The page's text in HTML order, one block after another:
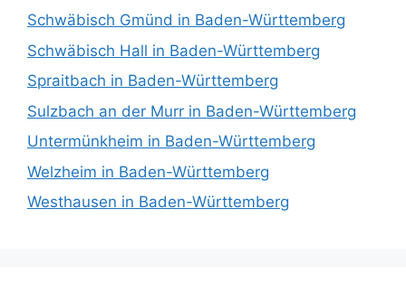
Schwäbisch Gmünd in Baden-Württemberg
Schwäbisch Hall in Baden-Württemberg
Spraitbach in Baden-Württemberg
Sulzbach an der Murr in Baden-Württemberg
Untermünkheim in Baden-Württemberg
Welzheim in Baden-Württemberg
Westhausen in Baden-Württemberg